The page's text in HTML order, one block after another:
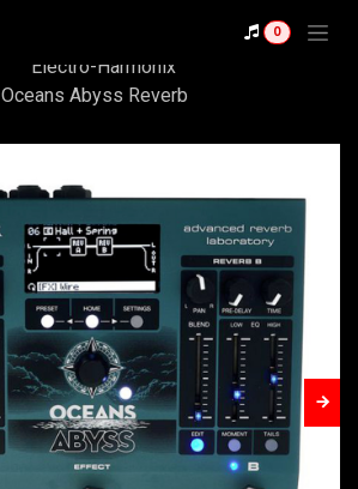
0
Electro-Harmonix
Oceans Abyss Reverb